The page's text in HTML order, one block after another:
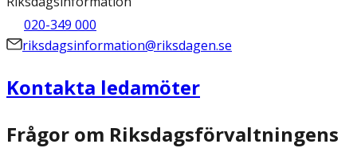
020-349 000
riksdagsinformation@riksdagen.se
Kontakta ledamöter
Frågor om Riksdagsförvaltningens